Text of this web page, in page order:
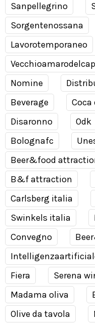
Sanpellegrino
Sorgentenossana
Lavorotemporaneo
Nomine
Beverage
Coca
Disaronno
Odk
Bolognafc
Beer&food
B&f attraction
Carlsberg italia
Swinkels italia
Convegno
Fiera
Serena
Madama oliva
Olive da tavola